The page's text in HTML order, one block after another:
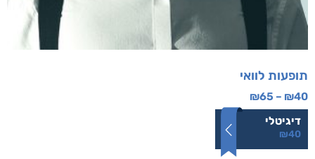
תופעות לוואי
₪40
–
₪65
דיגיטלי
₪40